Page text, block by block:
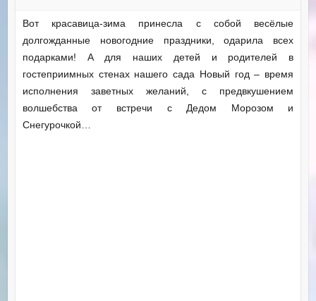
Вот красавица-зима принесла с собой весёлые
долгожданные новогодние праздники, одарила всех
подарками! А для наших детей и родителей в
гостеприимных стенах нашего сада Новый год – время
исполнения заветных желаний, с предвкушением
волшебства от встречи с Дедом Морозом и
Снегурочкой…